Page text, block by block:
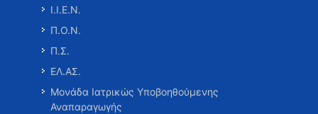
Ι.Ι.Ε.Ν.
Π.Ο.Ν.
Π.Σ.
ΕΛ.ΑΣ.
Μονάδα Ιατρικώς Υποβοηθούμενης
Αναπαραγωγής